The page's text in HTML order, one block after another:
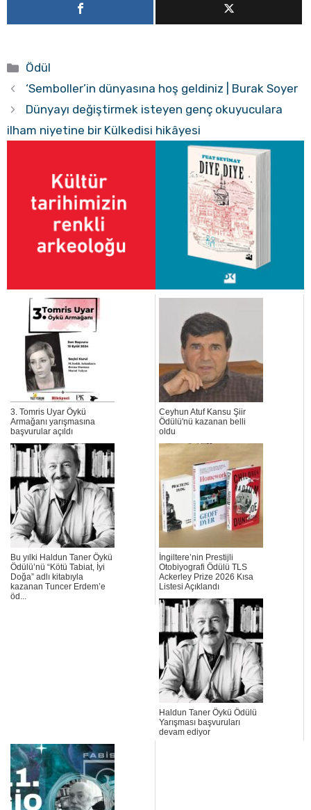
Kategoriler
Ödül
‘Semboller’in dünyasına hoş geldiniz | Burak Soyer
Dünyayı değiştirmek isteyen genç okuyuculara
ilham niyetine bir Külkedisi hikâyesi
3. Tomris Uyar Öykü
Armağanı yarışmasına
başvurular açıldı
Ceyhun Atuf Kansu Şiir
Ödülü'nü kazanan belli
oldu
Bu yılki Haldun Taner Öykü
Ödülü’nü “Kötü Tabiat, İyi
Doğa” adlı kitabıyla
kazanan Tuncer Erdem’e
öd...
İngiltere’nin Prestijli
Otobiyografi Ödülü TLS
Ackerley Prize 2026 Kısa
Listesi Açıklandı
Haldun Taner Öykü Ödülü
Yarışması başvuruları
devam ediyor